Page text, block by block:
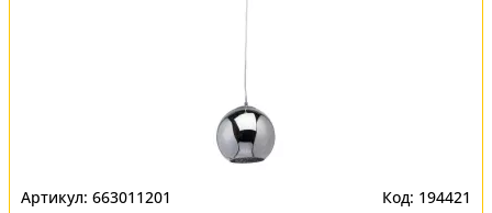
663011201 194421